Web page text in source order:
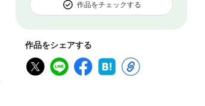
作品をチェックする
作品をシェアする